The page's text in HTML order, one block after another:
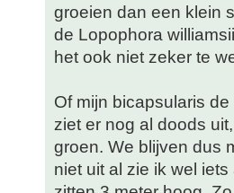
groeien dan een klein
de Lopophora
het ook niet zeker te
Of mijn bicapsularis
ziet er nog al doods
groen. We blijven dus
niet uit al zie ik wel